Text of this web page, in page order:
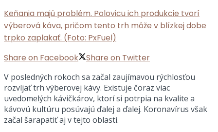
Keňania majú problém. Polovicu ich produkcie tvorí
výberová káva, pričom tento trh môže v blízkej dobe
trpko zaplakať. (Foto: PxFuel)
Share on Facebook
Share on Twitter
V posledných rokoch sa začal zaujímavou rýchlosťou
rozvíjať trh výberovej kávy. Existuje čoraz viac
uvedomelých kávičkárov, ktorí si potrpia na kvalite a
kávovú kultúru posúvajú ďalej a ďalej. Koronavírus však
začal šarapatiť aj v tejto oblasti.